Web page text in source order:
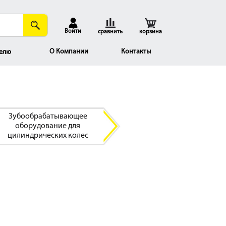
Войти сравнить корзина
О Компании Контакты
Зубообрабатывающее
оборудование для
цилиндрических колес